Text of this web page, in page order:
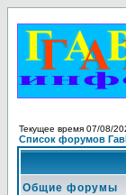
Текущее время 07/08/
Список форумов
Общие форумы